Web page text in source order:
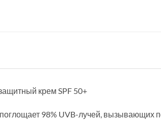
крем SPF 50+
98% UVB-лучей, вызывающих